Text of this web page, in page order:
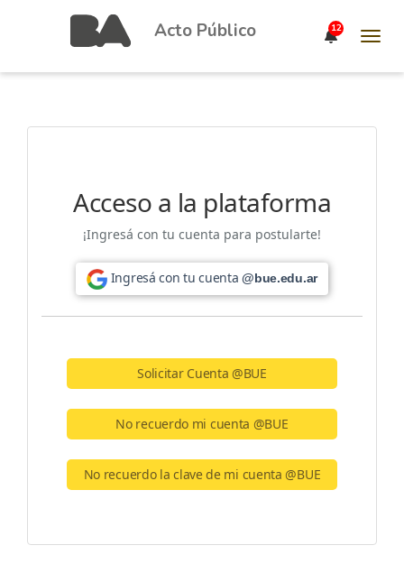
12
Acto Público
Acceso a la plataforma
¡Ingresá con tu cuenta para postularte!
Ingresá con tu cuenta@bue.edu.ar
Solicitar Cuenta @BUE
No recuerdo mi cuenta @BUE
No recuerdo la clave de mi cuenta @BUE